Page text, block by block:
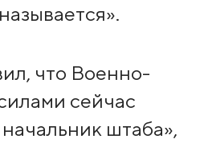
что Военно-
сейчас
штаба»,